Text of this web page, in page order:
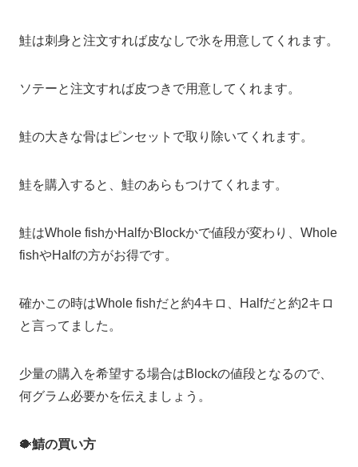
鮭は刺身と注文すれば皮なしで氷を用意してくれます。
ソテーと注文すれば皮つきで用意してくれます。
鮭の大きな骨はピンセットで取り除いてくれます。
鮭を購入すると、鮭のあらもつけてくれます。
鮭はWhole fishかHalfかBlockかで値段が変わり、Whole
fishやHalfの方がお得です。
確かこの時はWhole fishだと約4キロ、Halfだと約2キロ
と言ってました。
少量の購入を希望する場合はBlockの値段となるので、
何グラム必要かを伝えましょう。
🐡鯖の買い方